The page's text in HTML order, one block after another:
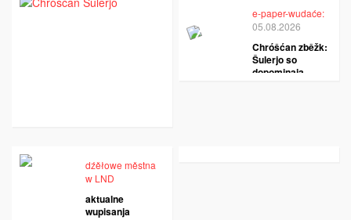
e-paper-wudaće:
05.08.2026
Chróšćan zběžk:
Šulerjo so
dopominaja
dźěłowe městna
w LND
aktualne
wupisanja